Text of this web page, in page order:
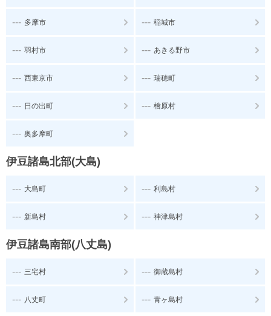
--- 多摩市 --- 稲城市
--- 羽村市 --- あきる野市
--- 西東京市 --- 瑞穂町
--- 日の出町 --- 檜原村
--- 奥多摩町
伊豆諸島北部(大島)
--- 大島町 --- 利島村
--- 新島村 --- 神津島村
伊豆諸島南部(八丈島)
--- 三宅村 --- 御蔵島村
--- 八丈町 --- 青ヶ島村